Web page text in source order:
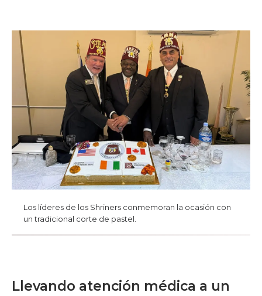
Los líderes de los Shriners conmemoran la ocasión con
un tradicional corte de pastel.
Llevando atención médica a un